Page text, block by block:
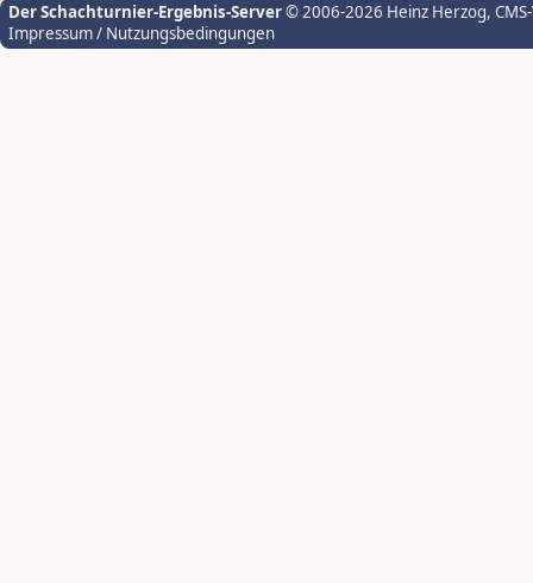
Der Schachturnier-Ergebnis-Server© 2006-2026 Heinz Herzog,
Impressum / Nutzungsbedingungen